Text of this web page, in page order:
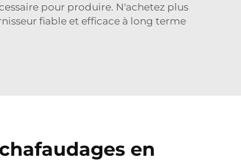
pour produire. N'achetez plus
fiable et efficace à long terme
en